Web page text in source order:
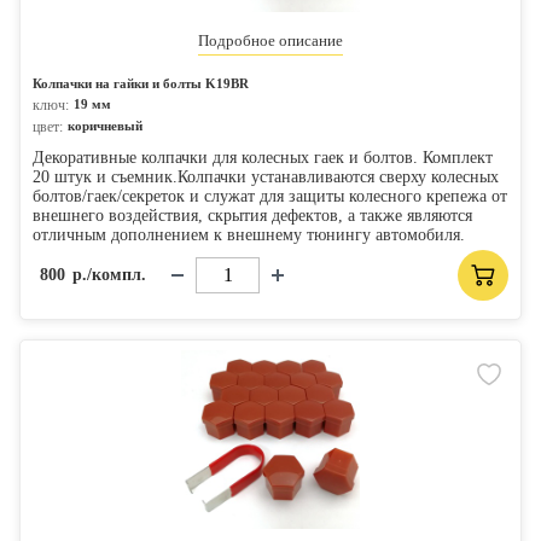
Подробное описание
Колпачки на гайки и болты K19BR
ключ: 19 мм
цвет: коричневый
Декоративные колпачки для колесных гаек и болтов. Комплект
20 штук и съемник.Колпачки устанавливаются сверху колесных
болтов/гаек/секреток и служат для защиты колесного крепежа от
внешнего воздействия, скрытия дефектов, а также являются
отличным дополнением к внешнему тюнингу автомобиля.
800 р./компл.